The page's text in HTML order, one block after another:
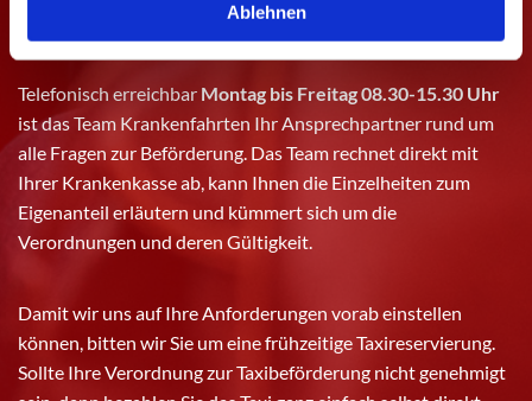
Ablehnen
Telefonisch erreichbar Montag bis Freitag 08.30-15.30 Uhr
ist das Team Krankenfahrten Ihr Ansprechpartner rund um
alle Fragen zur Beförderung. Das Team rechnet direkt mit
Ihrer Krankenkasse ab, kann Ihnen die Einzelheiten zum
Eigenanteil erläutern und kümmert sich um die
Verordnungen und deren Gültigkeit.
Damit wir uns auf Ihre Anforderungen vorab einstellen
können, bitten wir Sie um eine frühzeitige Taxireservierung.
Sollte Ihre Verordnung zur Taxibeförderung nicht genehmigt